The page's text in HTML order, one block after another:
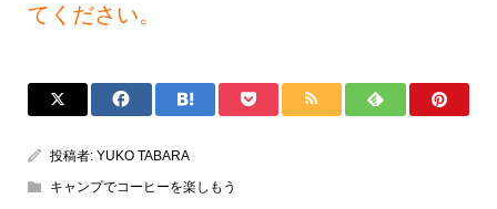
てください。
投稿者: YUKO TABARA
キャンプでコーヒーを楽しもう